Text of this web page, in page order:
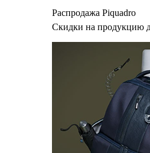
Распродажа Piquadro
Скидки на продукцию